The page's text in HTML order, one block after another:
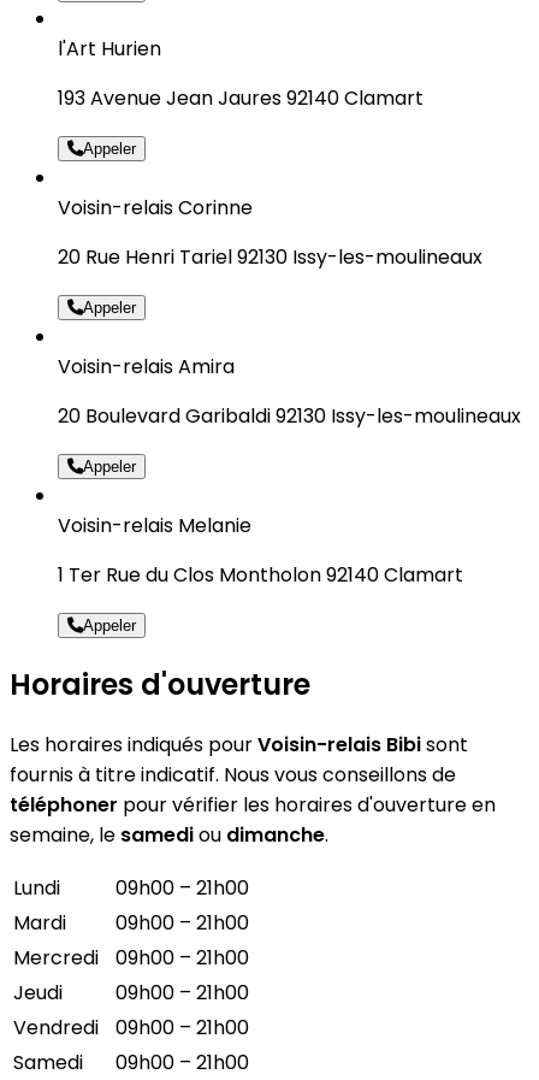
l'Art Hurien
193 Avenue Jean Jaures 92140 Clamart
Appeler
Voisin-relais Corinne
20 Rue Henri Tariel 92130 Issy-les-moulineaux
Appeler
Voisin-relais Amira
20 Boulevard Garibaldi 92130 Issy-les-moulineaux
Appeler
Voisin-relais Melanie
1 Ter Rue du Clos Montholon 92140 Clamart
Appeler
Horaires d'ouverture
Les horaires indiqués pourVoisin-relais Bibisont
fournis à titre indicatif. Nous vous conseillons de
téléphoner pour vérifier les horaires d'ouverture en
semaine, le samediou dimanche.
Lundi
09h00 – 21h00
Mardi
09h00 – 21h00
Mercredi
09h00 – 21h00
Jeudi
09h00 – 21h00
Vendredi
09h00 – 21h00
Samedi
09h00 – 21h00